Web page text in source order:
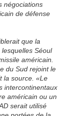
négociations
de défense
que la
Séoul
américain.
du Sud rejoint le
la source. «Le
intercontinentaux
américain ou un
serait utilisé